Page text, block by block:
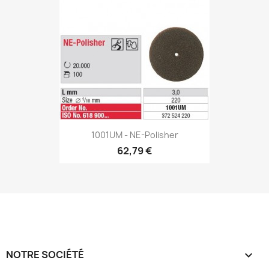
1001UM - NE-Polisher
62,79 €
NOTRE SOCIÉTÉ 